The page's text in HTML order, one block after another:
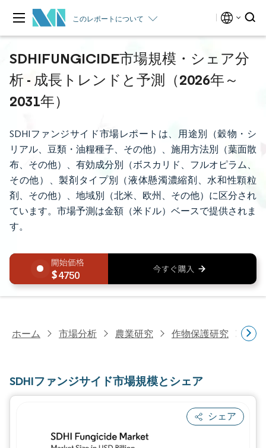
このレポートについて
SDHIFUNGICIDE市場規模・シェア分
析 - 成長トレンドと予測（2026年～
2031年）
SDHIファンジサイド市場レポートは、用途別（穀物・シ
リアル、豆類・油糧種子、その他）、施用方法別（葉面散
布、その他）、有効成分別（ボスカリド、フルオピラム、
その他）、製剤タイプ別（液体懸濁濃縮剤、水和性顆粒
剤、その他）、地域別（北米、欧州、その他）に区分され
ています。市場予測は金額（米ドル）ベースで提供されま
す。
4750
ホーム 市場分析 農業研究 作物保護研究
SDHIファンジサイド市場規模とシェア
シェア